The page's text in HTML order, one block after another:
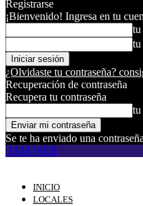
Registrarse
¡Bienvenido! Ingresa en tu
tu
tu
¿Olvidaste tu contraseña?
Recuperación de contraseña
Recupera tu contraseña
tu
Se te ha enviado una
JAM WEB
INICIO
LOCALES